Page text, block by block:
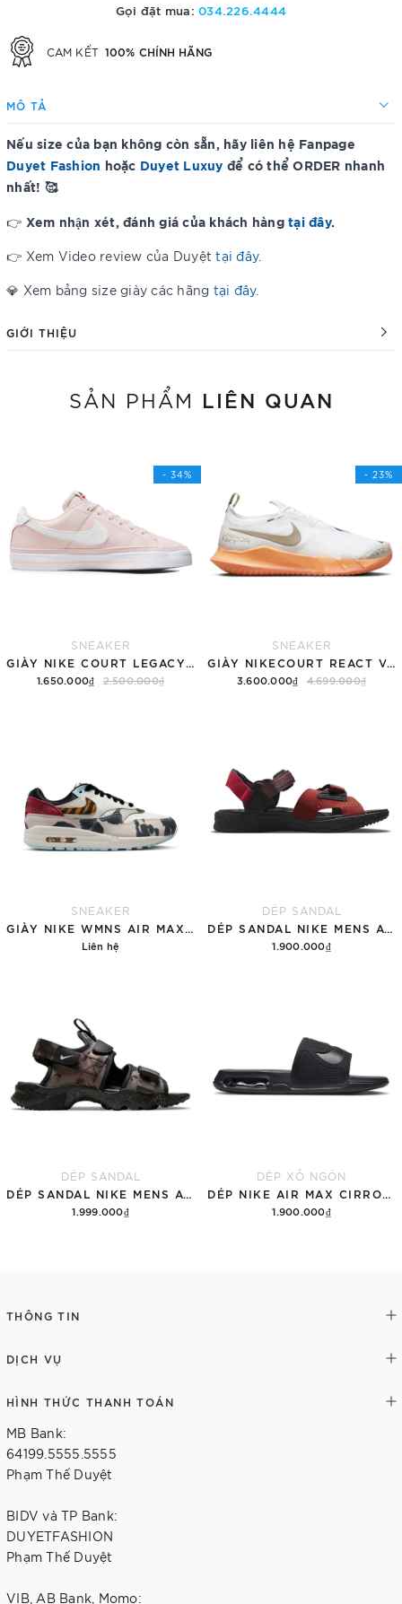
Gọi đặt mua:034.226.4444
CAM KẾT 100% CHÍNH HÃNG
MÔ TẢ
Nếu size của bạn không còn sẵn, hãy liên hệ Fanpage
Duyet Fashion hoặc Duyet Luxuy để có thể ORDER nhanh
nhất! 🥰
👉 Xem nhận xét, đánh giá của khách hàng tại đây.
👉 Xem Video review của Duyệttại đây.
💎 Xem bảng size giày các hãng tại đây.
GIỚI THIỆU
SẢN PHẨM LIÊN QUAN
- 34%
SNEAKER
1.650.000₫ 2.500.000₫
- 23%
SNEAKER
3.600.000₫ 4.699.000₫
SNEAKER
Liên hệ
DÉP SANDAL
1.900.000₫
DÉP SANDAL
1.999.000₫
DÉP XỎ NGÓN
1.900.000₫
THÔNG TIN
DỊCH VỤ
HÌNH THỨC THANH TOÁN
MB Bank:
64199.5555.5555
Phạm Thế Duyệt
BIDV và TP Bank:
DUYETFASHION
Phạm Thế Duyệt
VIB, AB Bank, Momo: